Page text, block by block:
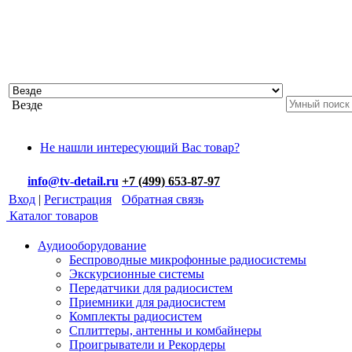
Везде
Не нашли интересующий Вас товар?
info@tv-detail.ru +7 (499) 653-87-97
Вход | Регистрация
Обратная связь
Каталог товаров
Аудиооборудование
Беспроводные микрофонные радиосистемы
Экскурсионные системы
Передатчики для радиосистем
Приемники для радиосистем
Комплекты радиосистем
Сплиттеры, антенны и комбайнеры
Проигрыватели и Рекордеры